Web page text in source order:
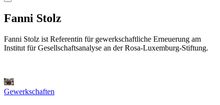
Fanni Stolz
Fanni Stolz ist Referentin für gewerkschaftliche Erneuerung am
Institut für Gesellschaftsanalyse an der Rosa-Luxemburg-Stiftung.
Gewerkschaften